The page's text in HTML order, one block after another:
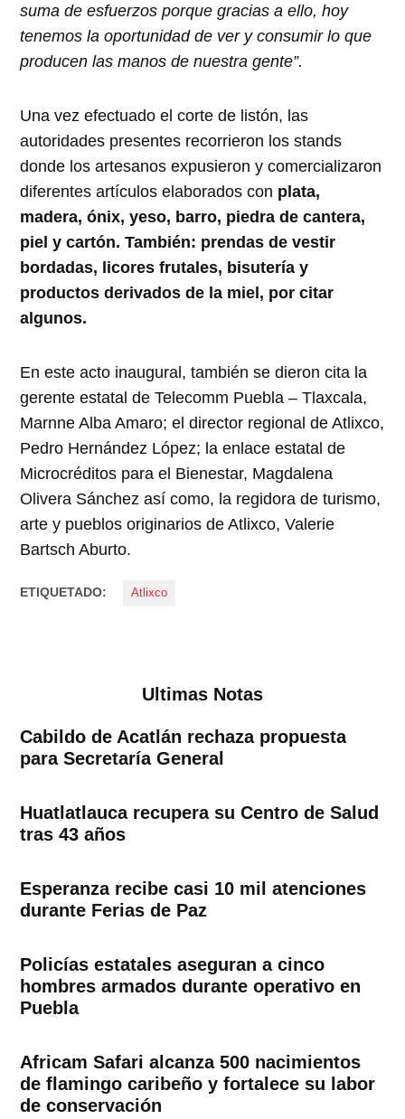
suma de esfuerzos porque gracias a ello, hoy
tenemos la oportunidad de ver y consumir lo que
producen las manos de nuestra gente”.
Una vez efectuado el corte de listón, las
autoridades presentes recorrieron los stands
donde los artesanos expusieron y comercializaron
diferentes artículos elaborados con plata,
madera, ónix, yeso, barro, piedra de cantera,
piel y cartón. También: prendas de vestir
bordadas, licores frutales, bisutería y
productos derivados de la miel, por citar
algunos.
En este acto inaugural, también se dieron cita la
gerente estatal de Telecomm Puebla – Tlaxcala,
Marnne Alba Amaro; el director regional de Atlixco,
Pedro Hernández López; la enlace estatal de
Microcréditos para el Bienestar, Magdalena
Olivera Sánchez así como, la regidora de turismo,
arte y pueblos originarios de Atlixco, Valerie
Bartsch Aburto.
ETIQUETADO: Atlixco
Ultimas Notas
Cabildo de Acatlán rechaza propuesta
para Secretaría General
Huatlatlauca recupera su Centro de Salud
tras 43 años
Esperanza recibe casi 10 mil atenciones
durante Ferias de Paz
Policías estatales aseguran a cinco
hombres armados durante operativo en
Puebla
Africam Safari alcanza 500 nacimientos
de flamingo caribeño y fortalece su labor
de conservación